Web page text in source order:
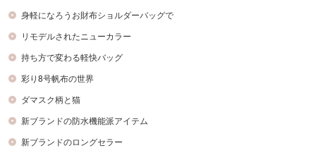
身軽になろうお財布ショルダーバッグで
リモデルされたニューカラー
持ち方で変わる軽快バッグ
彩り8号帆布の世界
ダマスク柄と猫
新ブランドの防水機能派アイテム
新ブランドのロングセラー